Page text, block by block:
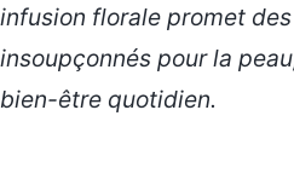
infusion florale promet
insoupçonnés pour la
bien-être quotidien.